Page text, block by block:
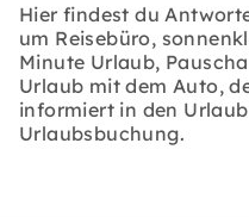
Hier findest du
um Reisebüro,
Minute Urlaub,
Urlaub mit dem Auto,
informiert in den
Urlaubsbuchung.